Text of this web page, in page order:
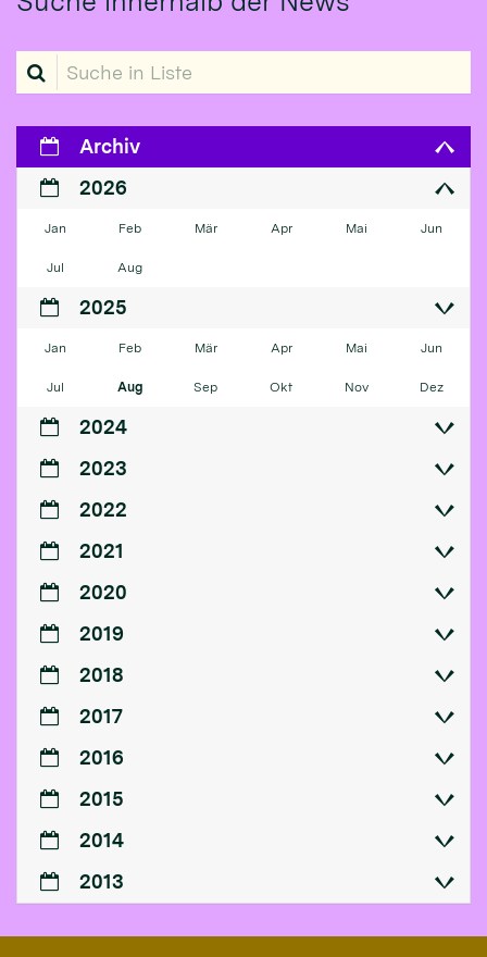
Suche in Liste
Archiv
2026
Jan Feb Mär Apr Mai Jun
Jul Aug
2025
Jan Feb Mär Apr Mai Jun
Jul Aug Sep Okt Nov Dez
2024
2023
2022
2021
2020
2019
2018
2017
2016
2015
2014
2013